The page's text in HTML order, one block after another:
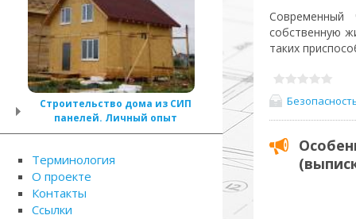
Современный
собственную
таких
Строительство дома из СИП
панелей. Личный опыт
Терминология
О проекте
Контакты
Ссылки